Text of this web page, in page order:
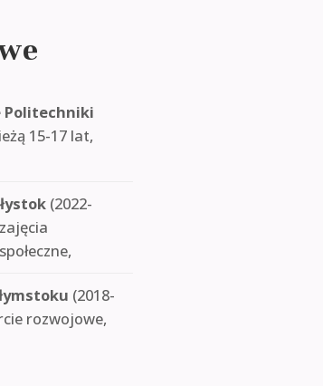
Politechniki
15-17 lat,
(2022-
(2018-
rozwojowe,